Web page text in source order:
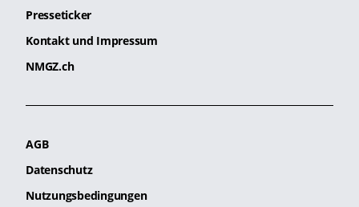
Presseticker
Kontakt und Impressum
NMGZ.ch
AGB
Datenschutz
Nutzungsbedingungen